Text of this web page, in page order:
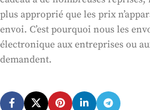
plus approprié que les prix
envoi. C’est pourquoi nous les
électronique aux entreprises ou
demandent.